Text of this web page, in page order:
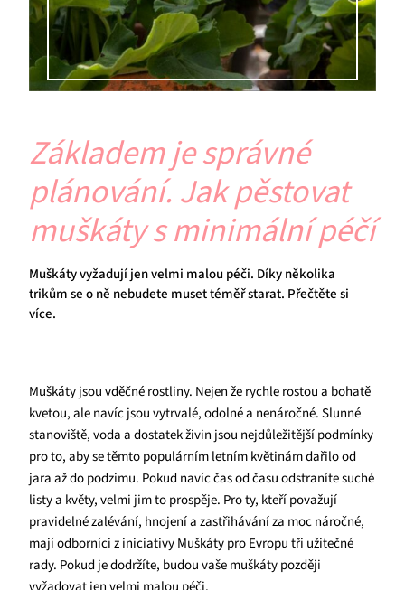
Základem je správné
plánování. Jak pěstovat
muškáty s minimální péčí
Muškáty vyžadují jen velmi malou péči. Díky několika
trikům se o ně nebudete muset téměř starat. Přečtěte si
více.
Muškáty jsou vděčné rostliny. Nejen že rychle rostou a bohatě
kvetou, ale navíc jsou vytrvalé, odolné a nenáročné. Slunné
stanoviště, voda a dostatek živin jsou nejdůležitější podmínky
pro to, aby se těmto populárním letním květinám dařilo od
jara až do podzimu. Pokud navíc čas od času odstraníte suché
listy a květy, velmi jim to prospěje. Pro ty, kteří považují
pravidelné zalévání, hnojení a zastřihávání za moc náročné,
mají odborníci z iniciativy Muškáty pro Evropu tři užitečné
rady. Pokud je dodržíte, budou vaše muškáty později